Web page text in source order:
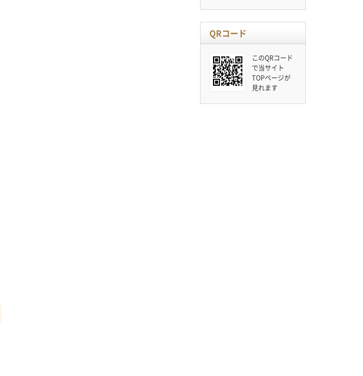
QRコード
このQRコード
で当サイト
TOPページが
見れます